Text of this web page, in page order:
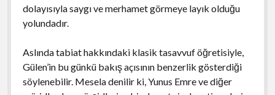
dolayısıyla saygı ve merhamet görmeye layık olduğu
yolundadır.
Aslında tabiat hakkındaki klasik tasavvuf öğretisiyle,
Gülen’in bu günkü bakış açısının benzerlik gösterdiği
söylenebilir. Mesela denilir ki, Yunus Emre ve diğer